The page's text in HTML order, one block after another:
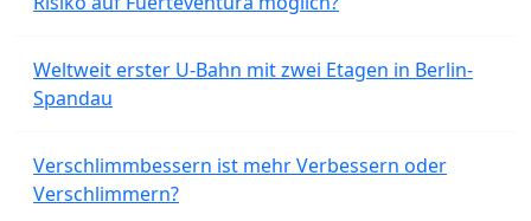
Weltweit erster U-Bahn mit zwei Etagen in Berlin-
Spandau
Verschlimmbessern ist mehr Verbessern oder
Verschlimmern?